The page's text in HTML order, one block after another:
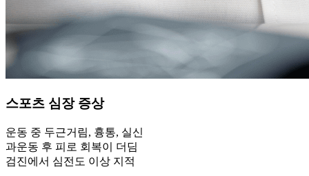
스포츠 심장 증상
운동 중 두근거림, 흉통, 실신
과운동 후 피로 회복이 더딤
검진에서 심전도 이상 지적